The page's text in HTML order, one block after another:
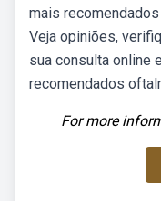
mais
Veja opiniões,
sua consulta online
recomendados
For more